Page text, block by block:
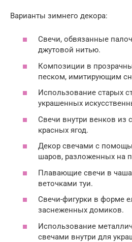
Варианты зимнего декора:
Свечи, обвязанные
джутовой нитью.
Композиции в
песком, имитирующим
Использование старых
украшенных
Свечи внутри венков из
красных ягод.
Декор свечами с
шаров, разложенных на
Плавающие свечи в
веточками туи.
Свечи-фигурки в форме
заснеженных домиков.
Использование
свечами внутри для